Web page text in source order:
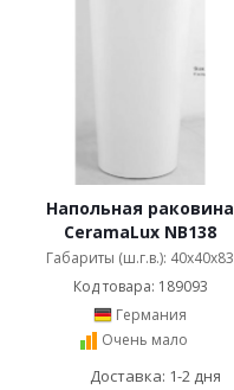
Напольная раковина
CeramaLux NB138
Габариты (ш.г.в.): 40x40x83
Код товара: 189093
Германия
Очень мало
Доставка: 1-2 дня